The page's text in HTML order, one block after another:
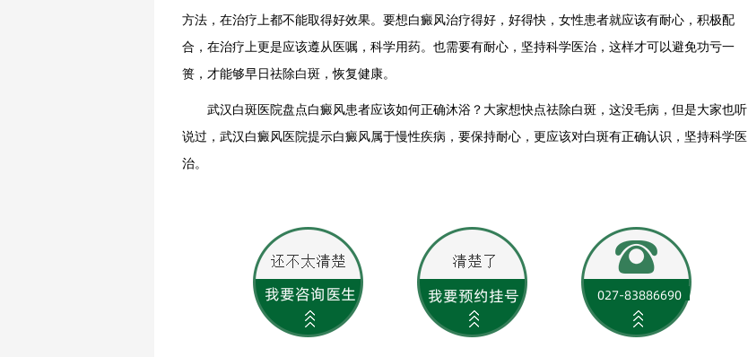
方法，在治疗上都不能取得好效果。要想白癜风治疗得好，好得快，女性患者就应该有耐心，积极配
合，在治疗上更是应该遵从医嘱，科学用药。也需要有耐心，坚持科学医治，这样才可以避免功亏一
篑，才能够早日祛除白斑，恢复健康。
武汉白斑医院盘点白癜风患者应该如何正确沐浴？大家想快点祛除白斑，这没毛病，但是大家也听
说过， 武汉白癜风医院提示白癜风属于慢性疾病，要保持耐心，更应该对白斑有正确认识，坚持科学医
治。